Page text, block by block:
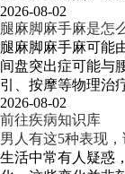
2026-08-02
腿麻脚麻手麻是怎
腿麻脚麻手麻可能
间盘突出症可能与
引、按摩等物理治
2026-08-02
前往疾病知识库
男人有这5种表现
生活中常有人疑惑